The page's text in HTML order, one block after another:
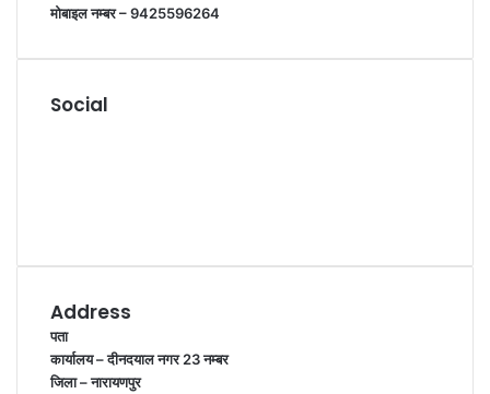
मोबाइल नम्बर – 9425596264
Social
Address
पता
कार्यालय – दीनदयाल नगर 23 नम्बर
जिला – नारायणपुर